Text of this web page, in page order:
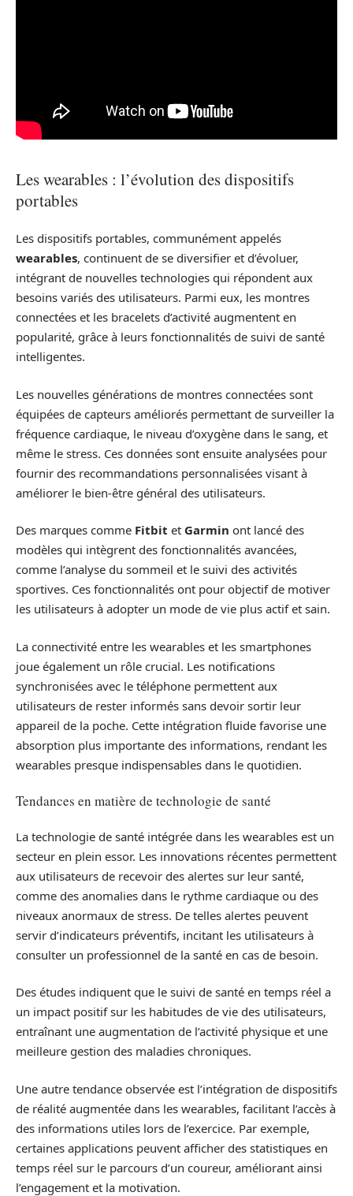
Les wearables : l’évolution des dispositifs
portables
Les dispositifs portables, communément appelés
wearables, continuent de se diversifier et d’évoluer,
intégrant de nouvelles technologies qui répondent aux
besoins variés des utilisateurs. Parmi eux, les montres
connectées et les bracelets d’activité augmentent en
popularité, grâce à leurs fonctionnalités de suivi de santé
intelligentes.
Les nouvelles générations de montres connectées sont
équipées de capteurs améliorés permettant de surveiller la
fréquence cardiaque, le niveau d’oxygène dans le sang, et
même le stress. Ces données sont ensuite analysées pour
fournir des recommandations personnalisées visant à
améliorer le bien-être général des utilisateurs.
Des marques comme Fitbit et Garmin ont lancé des
modèles qui intègrent des fonctionnalités avancées,
comme l’analyse du sommeil et le suivi des activités
sportives. Ces fonctionnalités ont pour objectif de motiver
les utilisateurs à adopter un mode de vie plus actif et sain.
La connectivité entre les wearables et les smartphones
joue également un rôle crucial. Les notifications
synchronisées avec le téléphone permettent aux
utilisateurs de rester informés sans devoir sortir leur
appareil de la poche. Cette intégration fluide favorise une
absorption plus importante des informations, rendant les
wearables presque indispensables dans le quotidien.
Tendances en matière de technologie de santé
La technologie de santé intégrée dans les wearables est un
secteur en plein essor. Les innovations récentes permettent
aux utilisateurs de recevoir des alertes sur leur santé,
comme des anomalies dans le rythme cardiaque ou des
niveaux anormaux de stress. De telles alertes peuvent
servir d’indicateurs préventifs, incitant les utilisateurs à
consulter un professionnel de la santé en cas de besoin.
Des études indiquent que le suivi de santé en temps réel a
un impact positif sur les habitudes de vie des utilisateurs,
entraînant une augmentation de l’activité physique et une
meilleure gestion des maladies chroniques.
Une autre tendance observée est l’intégration de dispositifs
de réalité augmentée dans les wearables, facilitant l’accès à
des informations utiles lors de l’exercice. Par exemple,
certaines applications peuvent afficher des statistiques en
temps réel sur le parcours d’un coureur, améliorant ainsi
l’engagement et la motivation.